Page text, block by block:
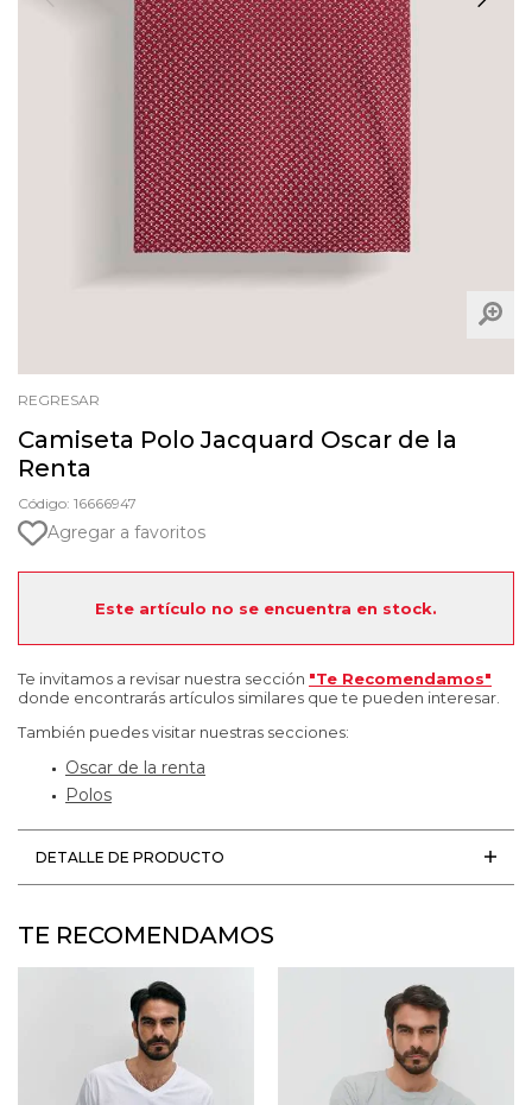
REGRESAR
Camiseta Polo Jacquard Oscar de la
Renta
Código: 16666947
Agregar a favoritos
Este artículo no se encuentra en stock.
Te invitamos a revisar nuestra sección "Te Recomendamos"
donde encontrarás artículos similares que te pueden interesar.
También puedes visitar nuestras secciones:
Oscar de la renta
Polos
DETALLE DE PRODUCTO
TE RECOMENDAMOS